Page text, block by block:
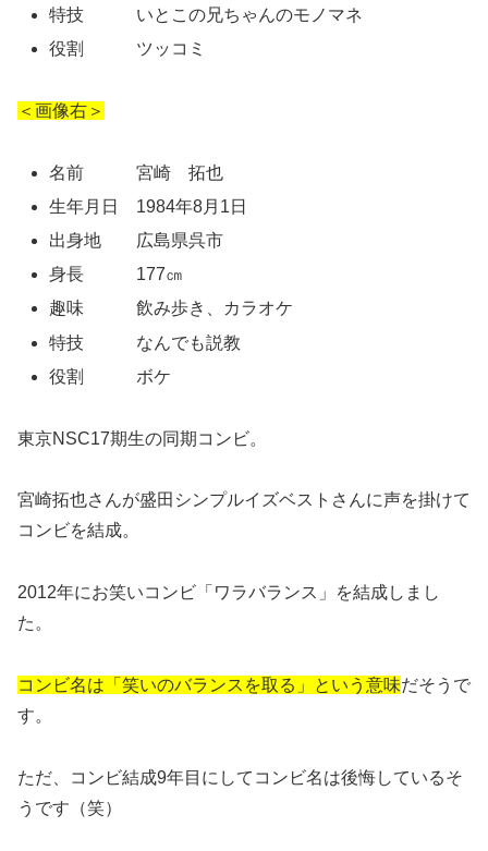
特技 いとこの兄ちゃんのモノマネ
役割 ツッコミ
＜画像右＞
名前 宮崎 拓也
生年月日 1984年8月1日
出身地 広島県呉市
身長 177㎝
趣味 飲み歩き、カラオケ
特技 なんでも説教
役割 ボケ
東京NSC17期生の同期コンビ。
宮崎拓也さんが盛田シンプルイズベストさんに声を掛けて
コンビを結成。
2012年にお笑いコンビ「ワラバランス」を結成しまし
た。
コンビ名は「笑いのバランスを取る」という意味だそうで
す。
ただ、コンビ結成9年目にしてコンビ名は後悔しているそ
うです（笑）